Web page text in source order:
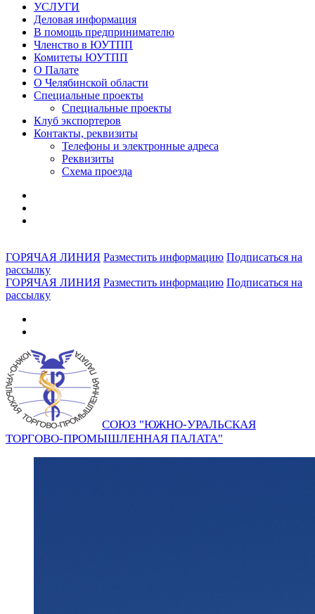
УСЛУГИ
Деловая информация
В помощь предпринимателю
Членство в ЮУТПП
Комитеты ЮУТПП
О Палате
О Челябинской области
Специальные проекты
Специальные проекты
Клуб экспортеров
Контакты, реквизиты
Телефоны и электронные адреса
Реквизиты
Схема проезда
ГОРЯЧАЯ ЛИНИЯ Разместить информацию Подписаться на
рассылку
ГОРЯЧАЯ ЛИНИЯ Разместить информацию Подписаться на
рассылку
СОЮЗ "ЮЖНО-УРАЛЬСКАЯ
ТОРГОВО-ПРОМЫШЛЕННАЯ ПАЛАТА"